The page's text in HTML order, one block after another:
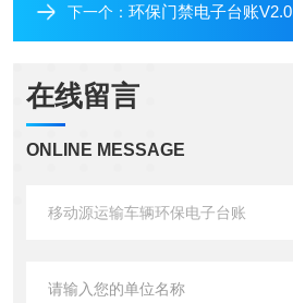
下一个： 环保门禁电子台账V2.0
在线留言
ONLINE MESSAGE